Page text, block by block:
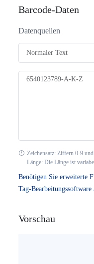
Royal Dutch TPG
Japan Post 4 State
USPS Intelligent
USPS PLANET
Barcode-Daten
Datenquellen
Zeichensatz: Ziffern 0-9
Länge: Die Länge ist
Benötigen Sie erweiterte
Tag-
Vorschau